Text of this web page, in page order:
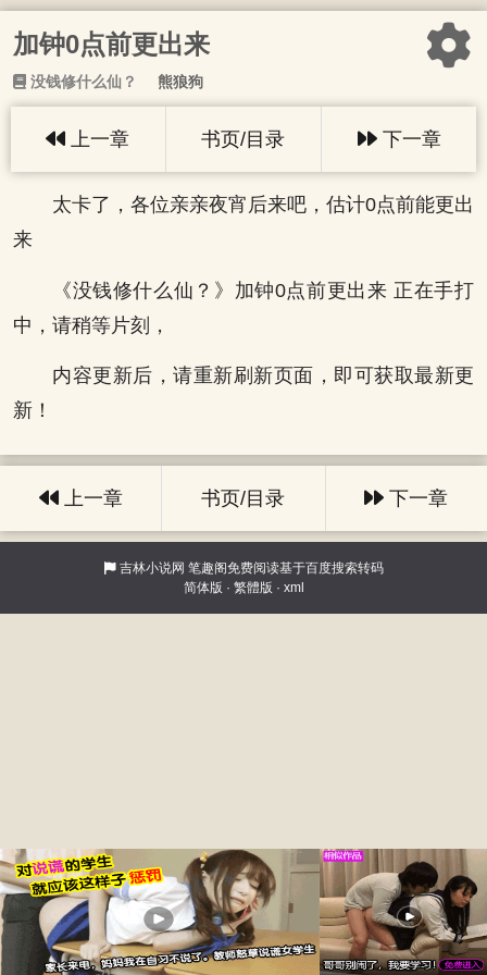
加钟0点前更出来
没钱修什么仙？ 熊狼狗
上一章 书页/目录 下一章
太卡了，各位亲亲夜宵后来吧，估计0点前能更出
来
《没钱修什么仙？》加钟0点前更出来 正在手打
中，请稍等片刻，
内容更新后，请重新刷新页面，即可获取最新更
新！
上一章 书页/目录 下一章
吉林小说网 笔趣阁免费阅读基于百度搜索转码
简体版 · 繁體版 · xml